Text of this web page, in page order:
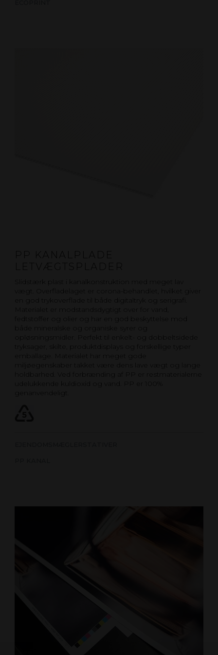
PP KANALPLADE
LETVÆGTSPLADER
Slidstærk plast i kanalkonstruktion med meget lav
vægt. Overfladelaget er corona-behandlet, hvilket giver
en god trykoverflade til både digitaltryk og serigrafi.
Materialet er modstandsdygtigt over for vand,
fedtstoffer og olier og har en god beskyttelse mod
både mineralske og organiske syrer og
opløsningsmidler. Perfekt til enkelt- og dobbeltsidede
tryksager, skilte, produktdisplays og forskellige typer
emballage. Materialet har meget gode
miljøegenskaber takket være dens lave vægt og lange
holdbarhed. Ved forbrænding af PP er restmaterialerne
udelukkende kuldioxid og vand. PP er 100%
genanvendeligt.